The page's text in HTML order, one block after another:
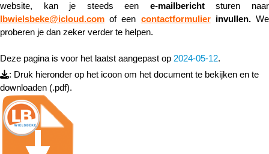
website, kan je steeds een e-mailberichtsturen naar
lbwielsbeke@icloud.com of een contactformulierinvullen.We
proberen je dan zeker verder te helpen.
Deze pagina is voor het laatst aangepast op 2024-05-12.
: Druk hieronder op het icoon om het document te bekijken en te
downloaden (.pdf).